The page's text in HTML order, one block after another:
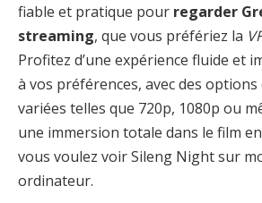
fiable et pratique pour regarder
streaming, que vous préfériez la VF
Profitez d’une expérience fluide et
à vos préférences, avec des
variées telles que 720p, 1080p ou
une immersion totale dans le film
vous voulez voir Sileng Night sur
ordinateur.